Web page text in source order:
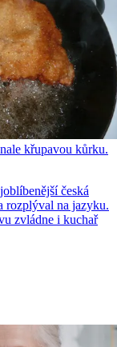
křupavou kůrku.
česká
rozplýval na jazyku.
zvládne i kuchař